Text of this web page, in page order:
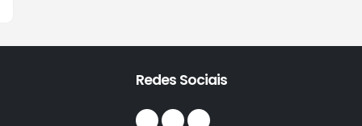
Redes Sociais